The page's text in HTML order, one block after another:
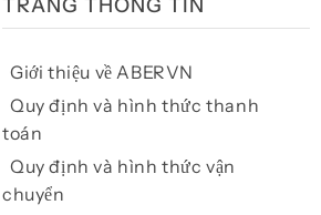
TRANG THÔNG TIN
Giới thiệu về ABERVN
Quy định và hình thức thanh
toán
Quy định và hình thức vận
chuyển